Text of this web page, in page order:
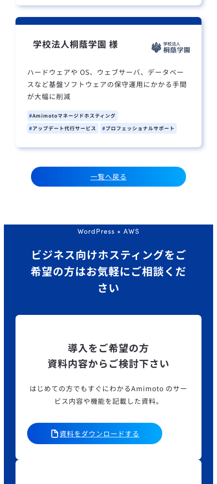
学校法人桐蔭学園 様
ハードウェアや OS、ウェブサーバ、データベー
スなど基盤ソフトウェアの保守運用にかかる手間
が大幅に削減
Amimotoマネージドホスティング
アップデート代行サービス
プロフェッショナルサポート
一覧へ戻る
WordPress × AWS
ビジネス向けホスティングをご
希望の方はお気軽にご相談くだ
さい
導入をご希望の方
資料内容からご検討下さい
はじめての方でもすぐにわかるAmimoto のサー
ビス内容や機能を記載した資料。
資料をダウンロードする